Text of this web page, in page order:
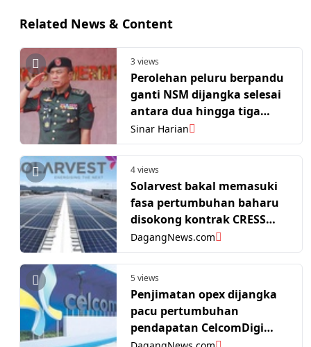
Related News & Content
3 views
Perolehan peluru berpandu
ganti NSM dijangka selesai
antara dua hingga tiga
tahun
Sinar Harian
4 views
Solarvest bakal memasuki
fasa pertumbuhan baharu
disokong kontrak CRESS
pertama - UOBKH
DagangNews.com
5 views
Penjimatan opex dijangka
pacu pertumbuhan
pendapatan CelcomDigi